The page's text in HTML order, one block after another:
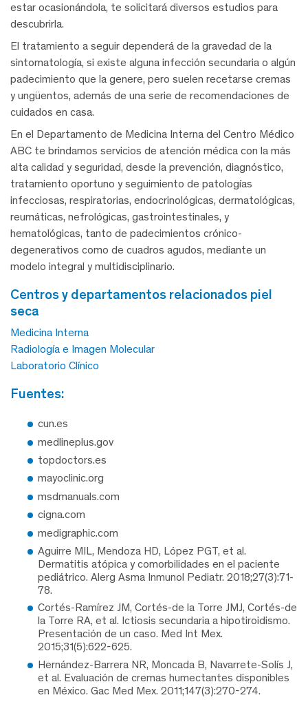
estar ocasionándola, te solicitará diversos estudios para
descubrirla.
El tratamiento a seguir dependerá de la gravedad de la
sintomatología, si existe alguna infección secundaria o algún
padecimiento que la genere, pero suelen recetarse cremas
y ungüentos, además de una serie de recomendaciones de
cuidados en casa.
En el Departamento de Medicina Interna del Centro Médico
ABC te brindamos servicios de atención médica con la más
alta calidad y seguridad, desde la prevención, diagnóstico,
tratamiento oportuno y seguimiento de patologías
infecciosas, respiratorias, endocrinológicas, dermatológicas,
reumáticas, nefrológicas, gastrointestinales, y
hematológicas, tanto de padecimientos crónico-
degenerativos como de cuadros agudos, mediante un
modelo integral y multidisciplinario.
centros y departamentos relacionados piel
seca
Medicina Interna
Radiología e Imagen Molecular
Laboratorio Clínico
fuentes:
cun.es
medlineplus.gov
topdoctors.es
mayoclinic.org
msdmanuals.com
cigna.com
medigraphic.com
Aguirre MIL, Mendoza HD, López PGT, et al.
Dermatitis atópica y comorbilidades en el paciente
pediátrico. Alerg Asma Inmunol Pediatr. 2018;27(3):71-
78.
Cortés-Ramírez JM, Cortés-de la Torre JMJ, Cortés-de
la Torre RA, et al. Ictiosis secundaria a hipotiroidismo.
Presentación de un caso. Med Int Mex.
2015;31(5):622-625.
Hernández-Barrera NR, Moncada B, Navarrete-Solís J,
et al. Evaluación de cremas humectantes disponibles
en México. Gac Med Mex. 2011;147(3):270-274.